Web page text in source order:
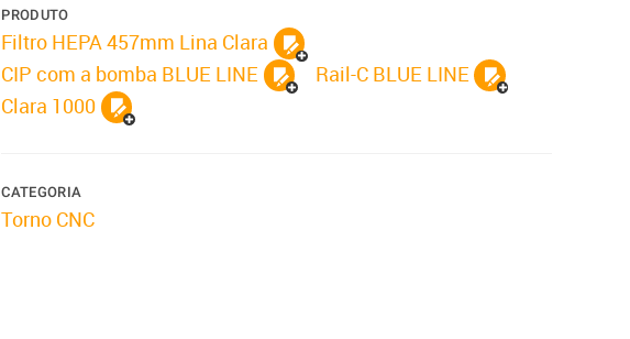
PRODUTO
Filtro HEPA 457mm Lina Clara
CIP com a bomba BLUE LINE
Rail-C BLUE LINE
Clara 1000
CATEGORIA
Torno CNC